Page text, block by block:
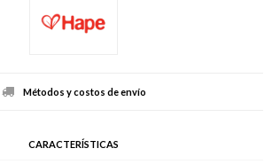
Métodos y costos de envío
CARACTERÍSTICAS